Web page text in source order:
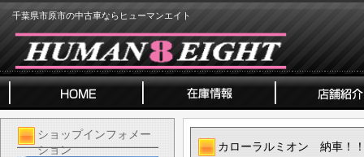
千葉県市原市の中古車ならヒューマンエイト
ショップインフォメー
ション
カローラルミオン 納車！